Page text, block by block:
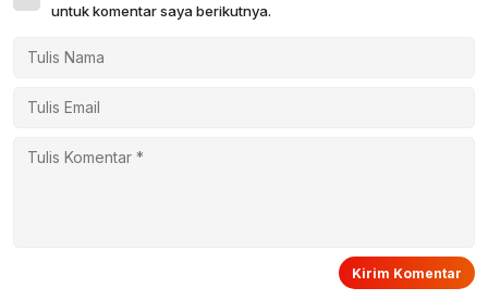
untuk komentar saya berikutnya.